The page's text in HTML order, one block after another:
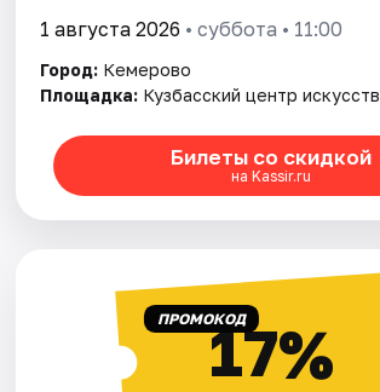
1 августа 2026 • суббота • 11:00
Город: Кемерово
Площадка: Кузбасский центр искусств
Билеты со скидкой
на Kassir.ru
ПРОМОКОД17%